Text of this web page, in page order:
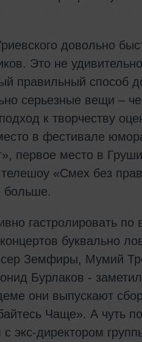
довольно
Это не
правильный способ
серьезные вещи –
к творчеству
в фестивале
первое место в
«Смех без
больше.
гастролировать по
буквально
Земфиры, Мумий
Бурлаков - заметил
они выпускают
Чаще». А чуть
экс-директором